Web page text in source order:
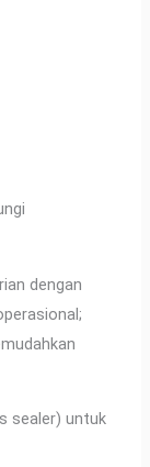
dengan
sealer) untuk